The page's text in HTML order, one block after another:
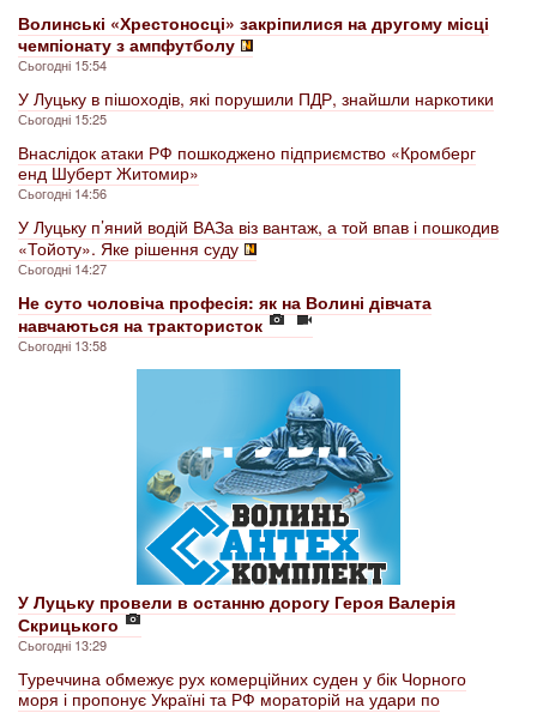
Волинські «Хрестоносці» закріпилися на другому місці
чемпіонату з ампфутболу
Сьогодні 15:54
У Луцьку в пішоходів, які порушили ПДР, знайшли наркотики
Сьогодні 15:25
Внаслідок атаки РФ пошкоджено підприємство «Кромберг
енд Шуберт Житомир»
Сьогодні 14:56
У Луцьку п’яний водій ВАЗа віз вантаж, а той впав і пошкодив
«Тойоту». Яке рішення суду
Сьогодні 14:27
Не суто чоловіча професія: як на Волині дівчата
навчаються на трактористок
Сьогодні 13:58
У Луцьку провели в останню дорогу Героя Валерія
Скрицького
Сьогодні 13:29
Туреччина обмежує рух комерційних суден у бік Чорного
моря і пропонує Україні та РФ мораторій на удари по